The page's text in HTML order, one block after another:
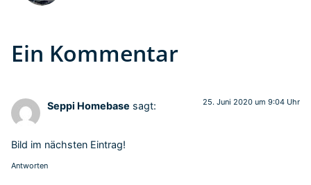
Ein Kommentar
Seppi Homebase sagt: 25. Juni 2020 um 9:04 Uhr
Bild im nächsten Eintrag!
Antworten